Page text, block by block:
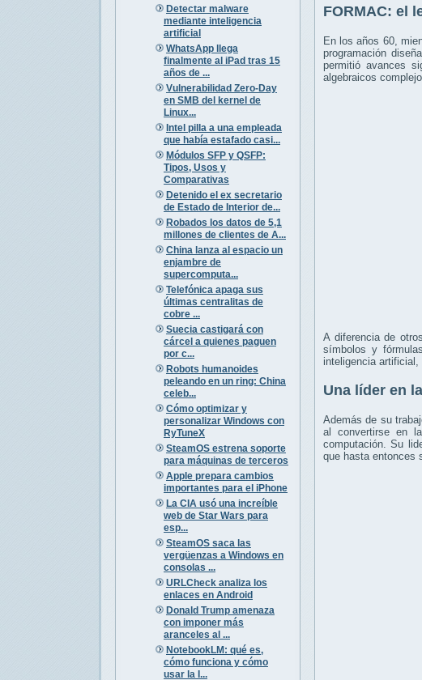
Detectar malware
mediante inteligencia
artificial
WhatsApp llega
finalmente al iPad tras 15
años de ...
Vulnerabilidad Zero-Day
en SMB del kernel de
Linux...
Intel pilla a una empleada
que había estafado casi...
Módulos SFP y QSFP:
Tipos, Usos y
Comparativas
Detenido el ex secretario
de Estado de Interior de...
Robados los datos de 5,1
millones de clientes de A...
China lanza al espacio un
enjambre de
supercomputa...
Telefónica apaga sus
últimas centralitas de
cobre ...
Suecia castigará con
cárcel a quienes paguen
por c...
Robots humanoides
peleando en un ring: China
celeb...
Cómo optimizar y
personalizar Windows con
RyTuneX
SteamOS estrena soporte
para máquinas de terceros
Apple prepara cambios
importantes para el iPhone
La CIA usó una increíble
web de Star Wars para
esp...
SteamOS saca las
vergüenzas a Windows en
consolas ...
URLCheck analiza los
enlaces en Android
Donald Trump amenaza
con imponer más
aranceles al ...
NotebookLM: qué es,
cómo funciona y cómo
usar la I...
FORMAC: el
En los años 60,
programación
permitió avances
algebraicos
A diferencia de
símbolos y
inteligencia
Una líder en
Además de su
al convertirse en
computación. Su
que hasta entonces